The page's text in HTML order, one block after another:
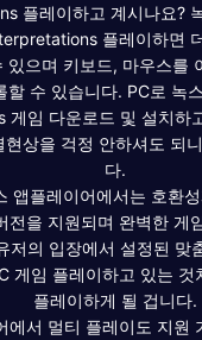
플레이하고 계시나요?
플레이하면
있으며 키보드, 마우스를
할 수 있습니다. PC로 녹
임 다운로드 및 설치하
현상을 걱정 안하셔도 되
다.
앱플레이어에서는 호환
전을 지원되며 완벽한 게
저의 입장에서 설정된 맞
게임 플레이하고 있는 것
플레이하게 될 겁니다.
에서 멀티 플레이도 지원